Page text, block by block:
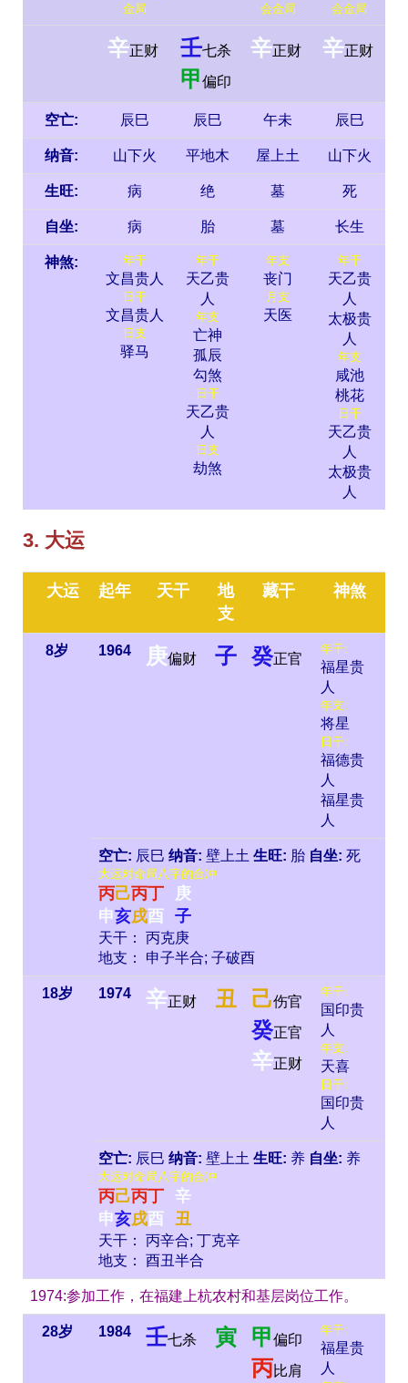
金局
会金局
会金局
辛正财 壬七杀
甲偏印
辛正财 辛正财
空亡: 辰巳 辰巳 午未 辰巳
纳音: 山下火 平地木 屋上土 山下火
生旺: 病 绝 墓 死
自坐: 病 胎 墓 长生
神煞: 年干
文昌贵人
日干
文昌贵人
日支
驿马
年干
天乙贵
人
年支
亡神
孤辰
勾煞
日干
天乙贵
人
日支
劫煞
年支
丧门
月支
天医
年干
天乙贵
人
太极贵
人
年支
咸池
桃花
日干
天乙贵
人
太极贵
人
3. 大运
大运 起年 天干
地
支
藏干 神煞
8岁 1964 庚偏财 子 癸正官
年干:
福星贵
人
年支:
将星
日干:
福德贵
人
福星贵
人
空亡: 辰巳 纳音: 壁上土 生旺: 胎 自坐: 死
大运对命局八字的合冲
丙己丙丁
庚
申亥戌酉 子
天干： 丙克庚
地支： 申子半合; 子破酉
18岁 1974 辛正财 丑 己伤官
癸正官
辛正财
年干:
国印贵
人
年支:
天喜
日干:
国印贵
人
空亡: 辰巳 纳音: 壁上土 生旺: 养 自坐: 养
大运对命局八字的合冲
丙己丙丁 辛
申亥戌酉 丑
天干： 丙辛合; 丁克辛
地支： 酉丑半合
1974:参加工作，在福建上杭农村和基层岗位工作。
28岁 1984 壬七杀 寅 甲偏印
丙比肩
年干:
福星贵
人